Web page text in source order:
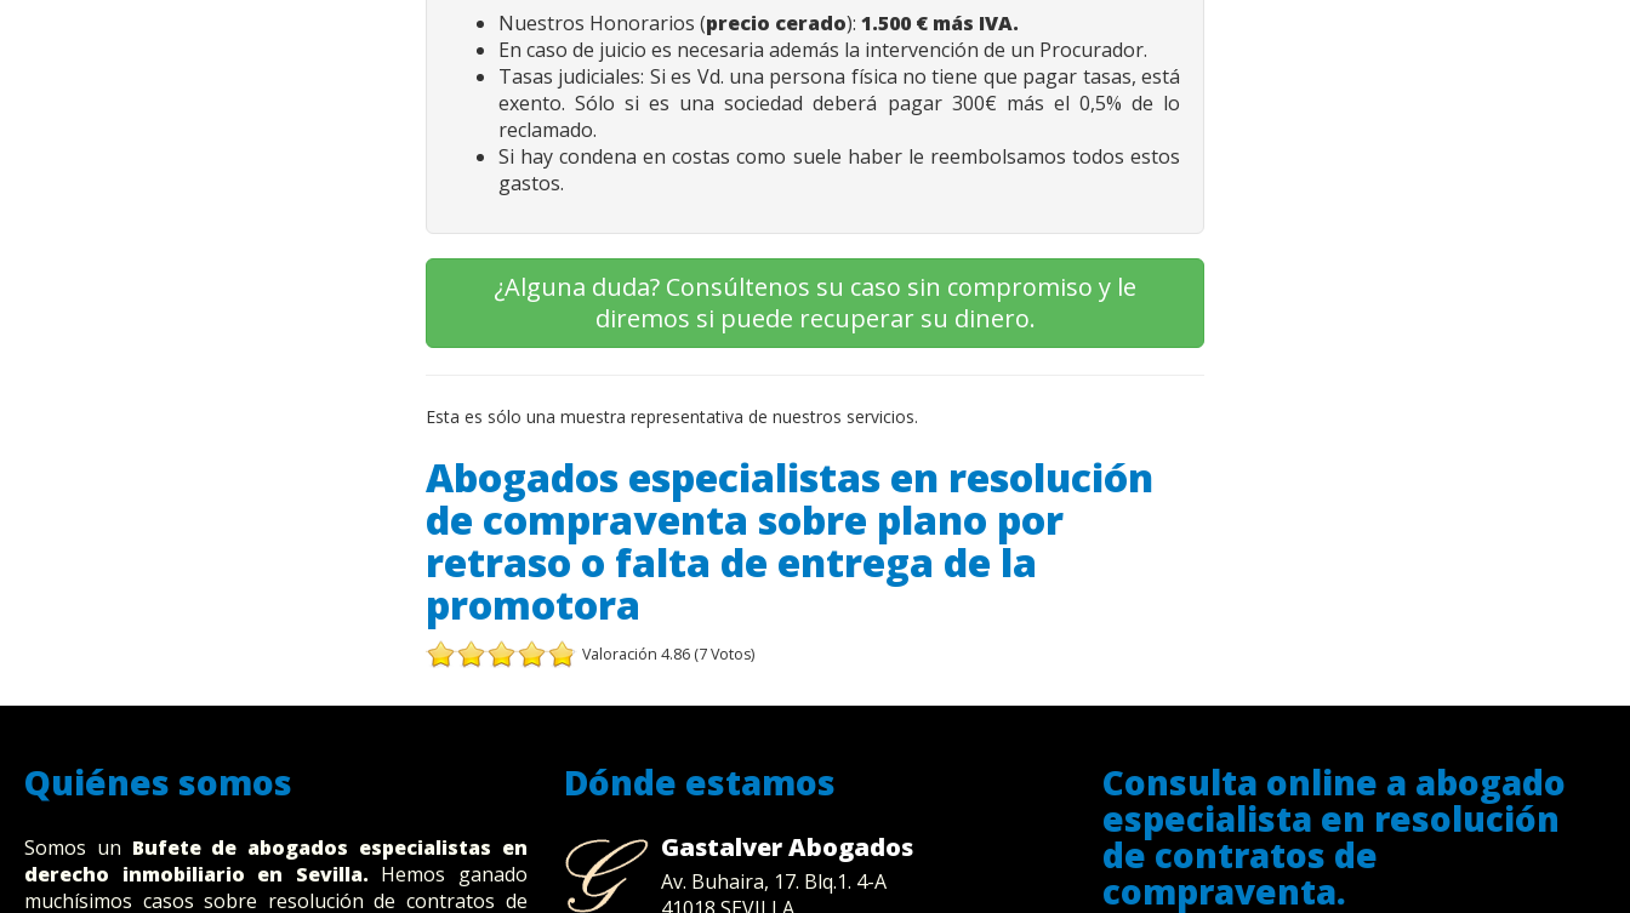
Nuestros Honorarios (precio cerado): 1.500 € más IVA.
En caso de juicio es necesaria además la intervención de un Procurador.
Tasas judiciales: Si es Vd. una persona física no tiene que pagar tasas, está
exento. Sólo si es una sociedad deberá pagar 300€ más el 0,5% de lo
reclamado.
Si hay condena en costas como suele haber le reembolsamos todos estos
gastos.
¿Alguna duda? Consúltenos su caso sin compromiso y le
diremos si puede recuperar su dinero.
Esta es sólo una muestra representativa de nuestros servicios.
Abogados especialistas en resolución
de compraventa sobre plano por
retraso o falta de entrega de la
promotora
Valoración 4.86 (7 Votos)
Quiénes somos
Somos un Bufete de abogados especialistas en
derecho inmobiliario en Sevilla. Hemos ganado
muchísimos casos sobre resolución de contratos de
Dónde estamos
Gastalver Abogados
Av. Buhaira, 17. Blq.1. 4-A
Consulta online a abogado
especialista en resolución
de contratos de
compraventa.